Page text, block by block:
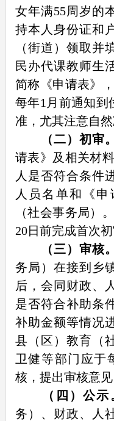
女年满55周岁的
持本人身份证和
（街道）领取并
民办代课教师生
简称《申请表》
每年1月前通知到
准，尤其注意自然
（二）初审。
请表》及相关材
人是否符合条件
人员名单和《
（社会事务局）
20日前完成首次初
（三）审核。
务局）在接到乡
后，会同财政、
是否符合补助条
补助金额等情况
县（区）教育（
卫健等部门应于
核，提出审核意见
（四）公示
务）、财政、人